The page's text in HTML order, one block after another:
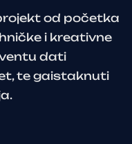
od početka
i kreativne
dati
te gaistaknuti